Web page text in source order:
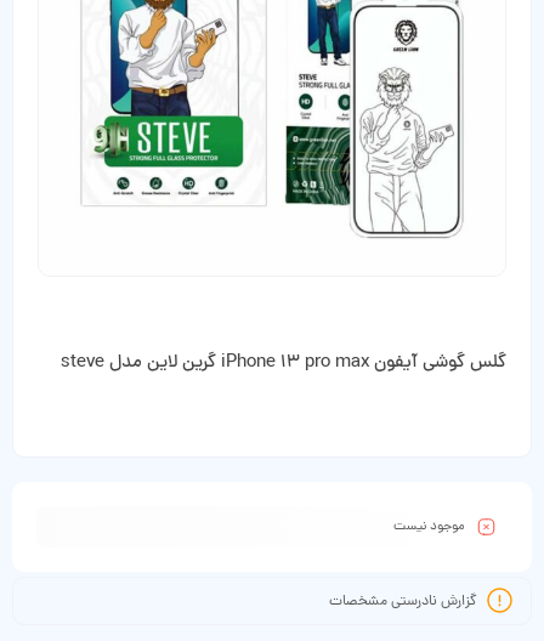
گلس گوشی آیفون iPhone 13 pro max گرین لاین مدل steve
موجود نیست
گزارش نادرستی مشخصات